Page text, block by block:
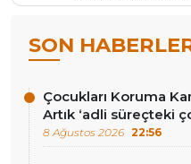
SON
Çocukları Koruma
Artık ‘adli süreçteki
8 Ağustos 2026 22:56